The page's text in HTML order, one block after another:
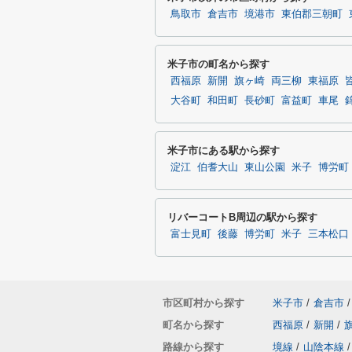
鳥取市 倉吉市 境港市 東伯郡三朝町
米子市の町名から探す
西福原 新開 旗ヶ崎 両三柳 東福原
大谷町
和田町 長砂町 富益町 車尾
米子市にある駅から探す
淀江 伯耆大山 東山公園 米子 博労町
リバーコートB周辺の駅から探す
富士見町 後藤 博労町 米子 三本松口
市区町村から探す 米子市 / 倉吉市 /
町名から探す
西福原 / 新開 /
路線から探す
境線 / 山陰本線 /